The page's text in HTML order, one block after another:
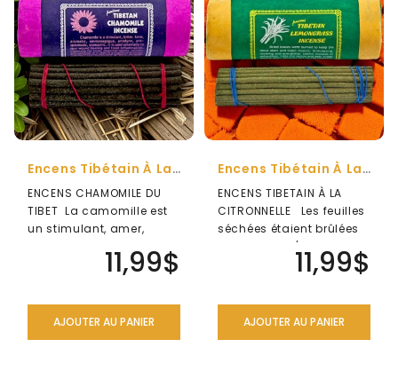
ENSEMBLES
CADEAU
ANTI-
MOUSTIQUE
NATUREL
SÉRIE
DES
DIVERS
Encens Tibétain À La Camomille
ENCENS CHAMOMILE DU
TIBET La camomille est
un stimulant, amer,
11,99$
AJOUTER AU PANIER
Encens Tibétain À La Citronnelle
ENCENS TIBETAIN À LA
CITRONNELLE Les feuilles
séchées étaient brûlées
pour garder l'esprit11,99$
AJOUTER AU PANIER